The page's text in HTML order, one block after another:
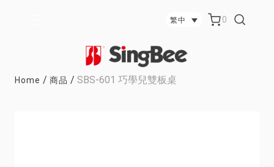
繁中 0
Home / 商品 / SBS-601 巧學兒雙板桌